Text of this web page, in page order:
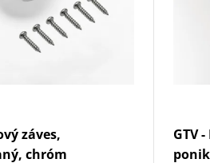
záves,
chróm
GTV